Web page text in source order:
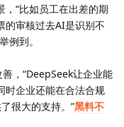
“比如员工在出差的期
的审核过去AI是识别不
例到。
，“DeepSeek让企业能
时企业还能在合法合规
很大的支持。”黑料不